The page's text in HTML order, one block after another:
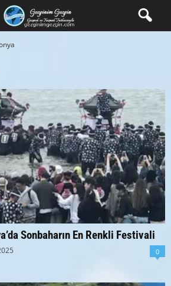
Sonbaharın En Renkli Festivali
0